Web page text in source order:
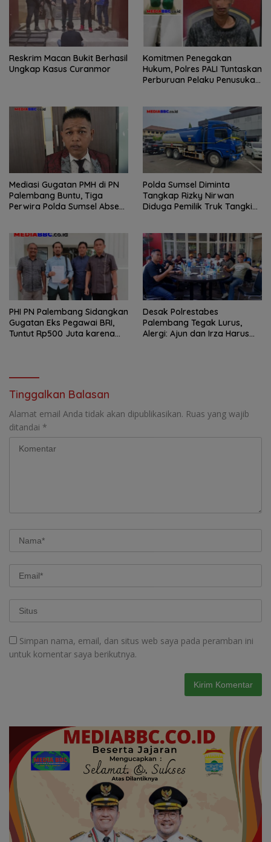
Reskrim Macan Bukit Berhasil
Ungkap Kasus Curanmor
Komitmen Penegakan
Hukum, Polres PALI Tuntaskan
Perburuan Pelaku Penusukan
Mediasi Gugatan PMH di PN
Palembang Buntu, Tiga
Perwira Polda Sumsel Absen,
Hormati Proses Hukum
Polda Sumsel Diminta
Tangkap Rizky Nirwan
Diduga Pemilik Truk Tangki
PHI PN Palembang Sidangkan
Gugatan Eks Pegawai BRI,
Tuntut Rp500 Juta karena
Desak Polrestabes
Palembang Tegak Lurus,
Alergi: Ajun dan Irza Harus
Tinggalkan Balasan
Alamat email Anda tidak akan dipublikasikan. Ruas yang wajib
ditandai *
Simpan nama, email, dan situs web saya pada peramban ini
untuk komentar saya berikutnya.